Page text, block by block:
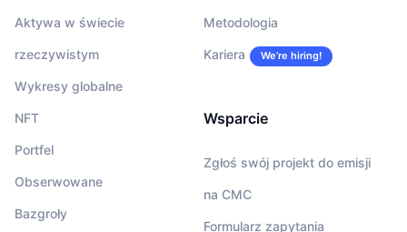
Aktywa w świecie
rzeczywistym
Wykresy globalne
NFT
Portfel
Obserwowane
Bazgroły
Metodologia
Kariera We’re hiring!
Wsparcie
Zgłoś swój projekt do emisji
na CMC
Formularz zapytania